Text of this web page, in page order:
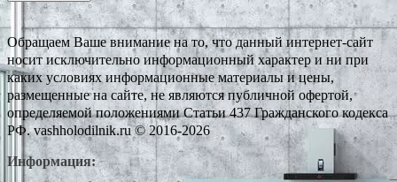
Обращаем Ваше внимание на то, что данный интернет-сайт
носит исключительно информационный характер и ни при
каких условиях информационные материалы и цены,
размещенные на сайте, не являются публичной офертой,
определяемой положениями Статьи 437 Гражданского кодекса
РФ. vashholodilnik.ru © 2016-2026
Информация: